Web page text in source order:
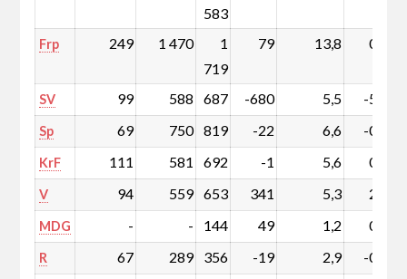
583
Frp 249 1 470
1
719
79 13,8 0,7
SV 99 588 687 -680 5,5 -5,4
Sp 69 750 819 -22 6,6 -0,1
KrF 111 581 692 -1 5,6 0,0
V 94 559 653 341 5,3 2,8
MDG - - 144 49 1,2 0,4
R 67 289 356 -19 2,9 -0,1